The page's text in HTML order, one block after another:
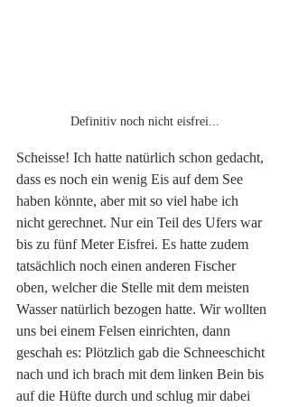
Definitiv noch nicht eisfrei...
Scheisse! Ich hatte natürlich schon gedacht,
dass es noch ein wenig Eis auf dem See
haben könnte, aber mit so viel habe ich
nicht gerechnet. Nur ein Teil des Ufers war
bis zu fünf Meter Eisfrei. Es hatte zudem
tatsächlich noch einen anderen Fischer
oben, welcher die Stelle mit dem meisten
Wasser natürlich bezogen hatte. Wir wollten
uns bei einem Felsen einrichten, dann
geschah es: Plötzlich gab die Schneeschicht
nach und ich brach mit dem linken Bein bis
auf die Hüfte durch und schlug mir dabei